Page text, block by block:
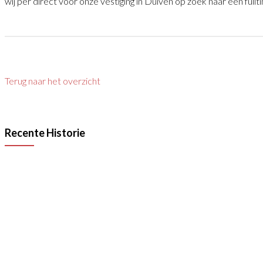
Terug naar het overzicht
Recente Historie